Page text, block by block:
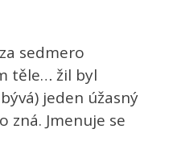
sedmero
těle… žil byl
jeden úžasný
zná. Jmenuje se